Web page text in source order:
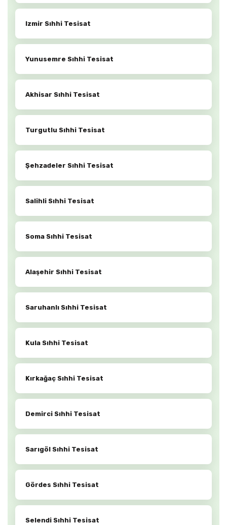
Izmir Sıhhi Tesisat
Yunusemre Sıhhi Tesisat
Akhisar Sıhhi Tesisat
Turgutlu Sıhhi Tesisat
Şehzadeler Sıhhi Tesisat
Salihli Sıhhi Tesisat
Soma Sıhhi Tesisat
Alaşehir Sıhhi Tesisat
Saruhanlı Sıhhi Tesisat
Kula Sıhhi Tesisat
Kırkağaç Sıhhi Tesisat
Demirci Sıhhi Tesisat
Sarıgöl Sıhhi Tesisat
Gördes Sıhhi Tesisat
Selendi Sıhhi Tesisat